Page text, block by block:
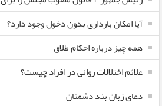
آیا امکان بارداری بدون دخول وجود دارد؟
همه چیز درباره احکام طلاق
علائم اختلالات روانی در افراد چیست؟
دعای زبان بند دشمنان